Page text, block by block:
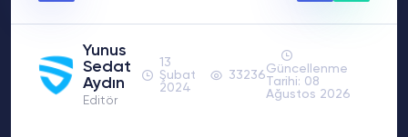
Yunus
Sedat
Aydın
Editör
13
Şubat
2024
33236Güncellenme
Tarihi: 08
Ağustos 2026